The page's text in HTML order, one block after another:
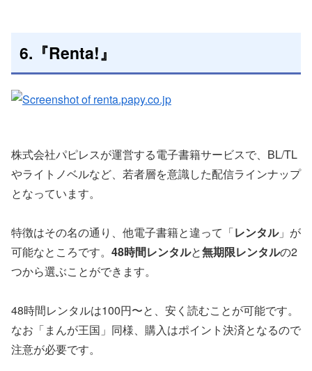
6.『Renta!』
株式会社パピレスが運営する電子書籍サービスで、BL/TL
やライトノベルなど、若者層を意識した配信ラインナップ
となっています。
特徴はその名の通り、他電子書籍と違って「レンタル」が
可能なところです。 48時間レンタルと無期限レンタルの2
つから選ぶことができます。
48時間レンタルは100円〜と、安く読むことが可能です。
なお「まんが王国」同様、購入はポイント決済となるので
注意が必要です。